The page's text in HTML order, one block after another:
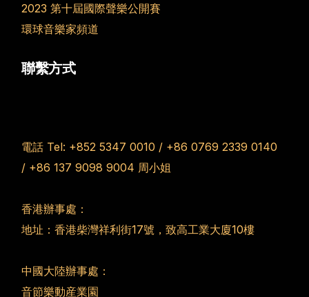
2023 第十屆國際聲樂公開賽
環球音樂家頻道
聯繫方式
電話 Tel: +852 5347 0010 / +86 0769 2339 0140
/ +86 137 9098 9004 周小姐
香港辦事處：
地址：香港柴灣祥利街17號，致高工業大廈10樓
中國大陸辦事處：
音節樂動産業園